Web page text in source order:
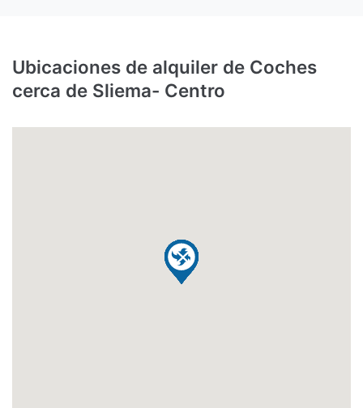
Ubicaciones de alquiler de Coches
cerca de Sliema- Centro